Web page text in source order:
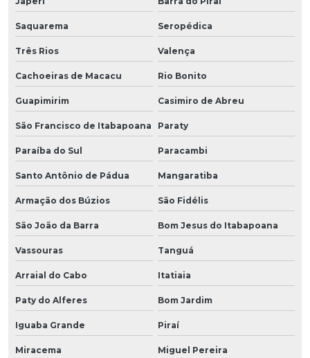
Saquarema Seropédica
Três Rios Valença
Cachoeiras de Macacu Rio Bonito
Guapimirim Casimiro de Abreu
São Francisco de Itabapoana Paraty
Paraíba do Sul Paracambi
Santo Antônio de Pádua Mangaratiba
Armação dos Búzios São Fidélis
São João da Barra Bom Jesus do Itabapoana
Vassouras Tanguá
Arraial do Cabo Itatiaia
Paty do Alferes Bom Jardim
Iguaba Grande Piraí
Miracema Miguel Pereira